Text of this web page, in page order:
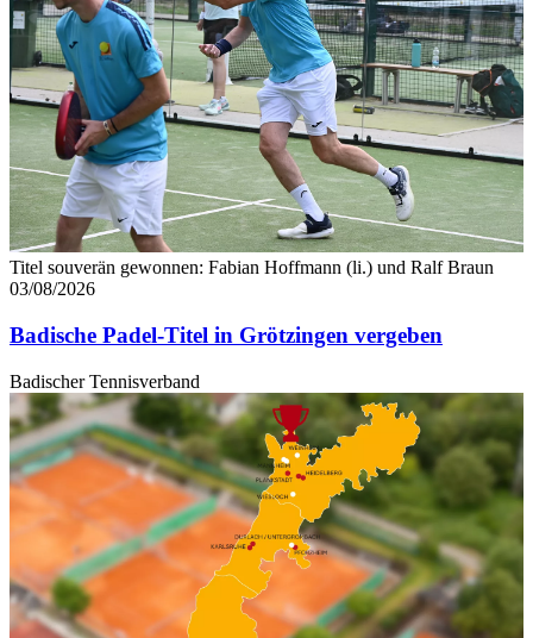
jederzeit über den Link im Footer aufgerufen und
angepasst werden.
Titel souverän gewonnen: Fabian Hoffmann (li.) und Ralf Braun
03/08/2026
Badische Padel-Titel in Grötzingen vergeben
Badischer Tennisverband